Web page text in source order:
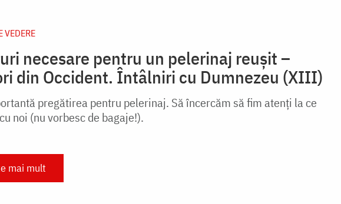
VEDERE
necesare pentru un pelerinaj reușit –
din Occident. Întâlniri cu Dumnezeu (XIII)
pregătirea pentru pelerinaj. Să încercăm să fim atenţi la ce
noi (nu vorbesc de bagaje!).
mai mult